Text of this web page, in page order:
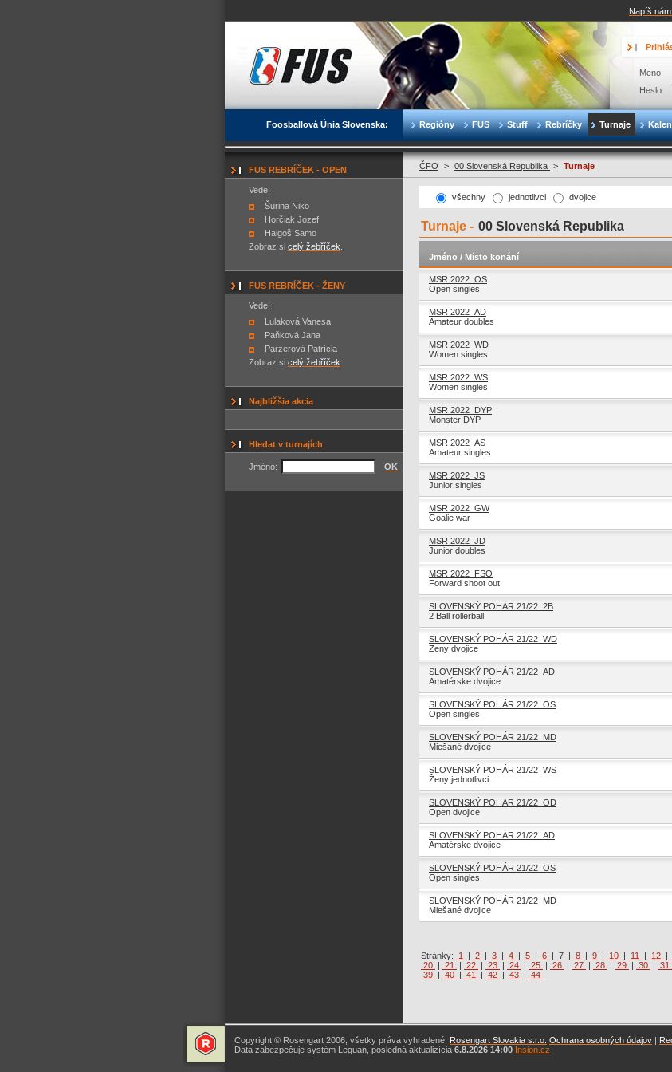
Napíš
Foosballová Únia Slovenska: Regióny FUS Stuff Rebríčky Turnaje
Meno:
Heslo:
FUS REBRÍČEK - OPEN
Vede:
Šurina Niko
Horčiak Jozef
Halgoš Samo
Zobraz si celý žebříček
FUS REBRÍČEK - ŽENY
Vede:
Lulaková Vanesa
Paňková Jana
Parzerová Patrícia
Zobraz si celý žebříček
Najbližšia akcia
Hledat v turnajích
Jméno: OK
ČFO > 00 Slovenská Republika > Turnaje
všechny jednotlivci dvojice
Turnaje - 00 Slovenská Republika
Jméno / Místo konání
MSR 2022_OS
Open singles
MSR 2022_AD
Amateur doubles
MSR 2022_WD
Women singles
MSR 2022_WS
Women singles
MSR 2022_DYP
Monster DYP
MSR 2022_AS
Amateur singles
MSR 2022_JS
Junior singles
MSR 2022_GW
Goalie war
MSR 2022_JD
Junior doubles
MSR 2022_FSO
Forward shoot out
SLOVENSKÝ POHÁR 21/22_2B
2 Ball rollerball
SLOVENSKÝ POHÁR 21/22_WD
Ženy dvojice
SLOVENSKÝ POHÁR 21/22_AD
Amatérske dvojice
SLOVENSKÝ POHÁR 21/22_OS
Open singles
SLOVENSKÝ POHÁR 21/22_MD
Miešané dvojice
SLOVENSKÝ POHÁR 21/22_WS
Ženy jednotlivci
SLOVENSKÝ POHAR 21/22_OD
Open dvojice
SLOVENSKÝ POHÁR 21/22_AD
Amatérske dvojice
SLOVENSKÝ POHÁR 21/22_OS
Open singles
SLOVENSKÝ POHÁR 21/22_MD
Miešané dvojice
Stránky: 1 | 2 | 3 | 4 | 5 | 6 | 7 | 8 | 9 | 10 | 11 | 12 |
20 | 21 | 22 | 23 | 24 | 25 | 26 | 27 | 28 | 29 | 30 | 31
39 | 40 | 41 | 42 | 43 | 44
Copyright © Rosengart 2006, všetky práva vyhradené, Rosengart Slovakia s.r.o. Ochrana osobných údajov |
Data zabezpečuje systém Leguan, posledná aktualizícia 6.8.2026 14:00 Insion.cz